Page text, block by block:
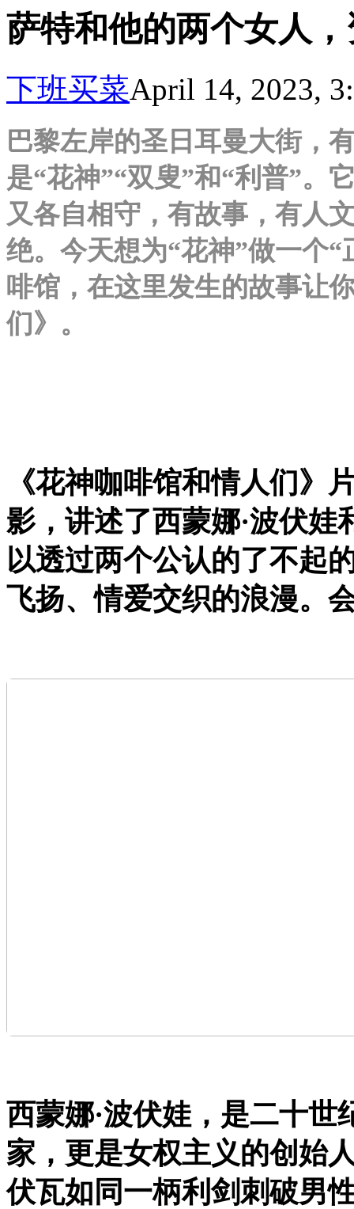
萨特和他的两个女人
下班买菜April 14, 2023,
巴黎左岸的圣日耳曼大街，
是“花神”“双叟”和“利普”。
又各自相守，有故事，有人
绝。今天想为“花神”做一个
啡馆，在这里发生的故事让
们》。
《花神咖啡馆和情人们》
影，讲述了西蒙娜·波伏娃
以透过两个公认的了不起
飞扬、情爱交织的浪漫。
西蒙娜·波伏娃，是二十世
家，更是女权主义的创始
伏瓦如同一柄利剑刺破男